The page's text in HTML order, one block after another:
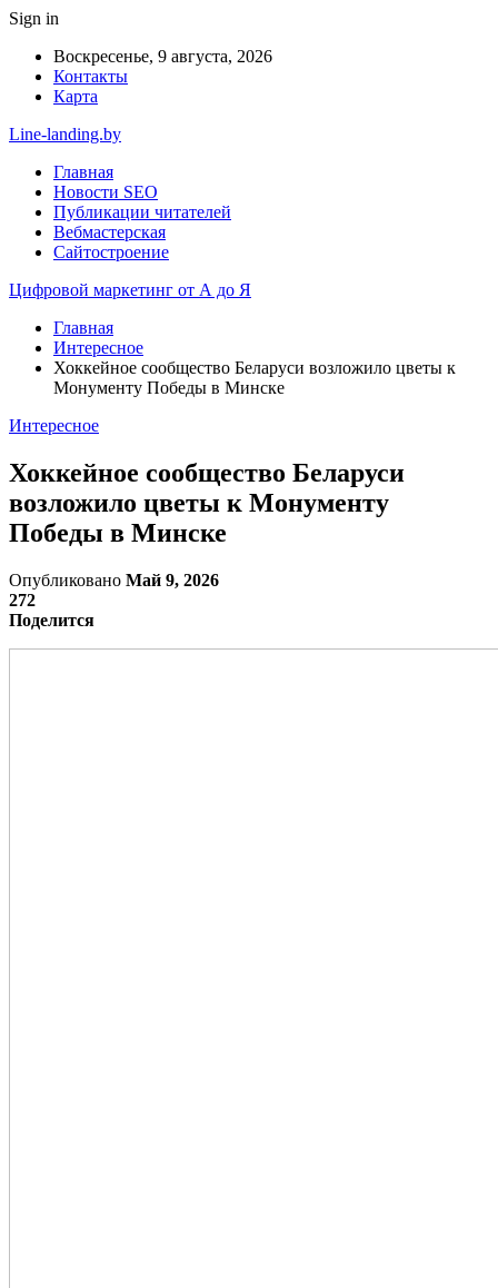
Sign in
Воскресенье, 9 августа, 2026
Контакты
Карта
Line-landing.by
Главная
Новости SEO
Публикации читателей
Вебмастерская
Сайтостроение
Цифровой маркетинг от А до Я
Главная
Интересное
Хоккейное сообщество Беларуси возложило цветы к
Монументу Победы в Минске
Интересное
Хоккейное сообщество Беларуси
возложило цветы к Монументу
Победы в Минске
Опубликовано Май 9, 2026
272
Поделится